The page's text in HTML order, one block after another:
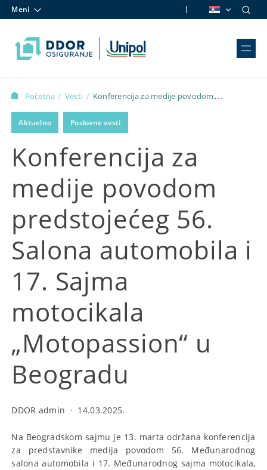
Meni
Početna / Vesti / Konferencija za medije povodom
predstojećeg 56. Salona automobila i 17. Sajma motocikala
„Motopassion“ u Beogradu
Aktuelno Poslovne vesti
Konferencija za
medije povodom
predstojećeg 56.
Salona automobila i
17. Sajma
motocikala
„Motopassion“ u
Beogradu
DDOR admin · 14.03.2025.
Na Beogradskom sajmu je 13. marta održana konferencija
za predstavnike medija povodom 56. Međunarodnog
salona automobila i 17. Međunarodnog sajma motocikala,